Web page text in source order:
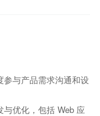
与产品需求沟通和设
优化，包括 Web 应